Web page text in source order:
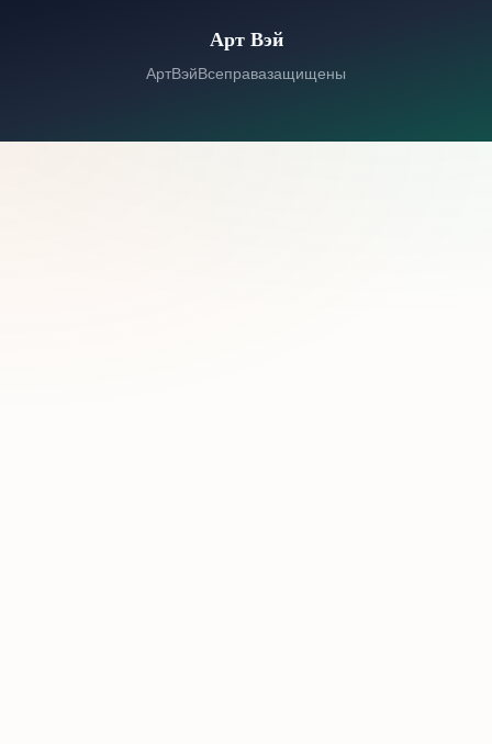
Арт Вэй
© 2026 Арт Вэй. Все права защищены.